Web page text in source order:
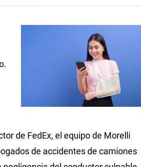
de FedEx, el equipo de Morelli
de accidentes de camiones